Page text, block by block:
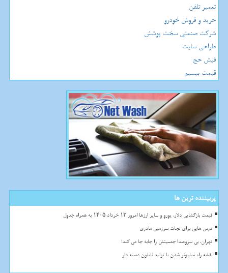
تعمیر تلفن
خرید و فروش خودرو
شرکت صنعتی سخت پوشش
طراحی سایت
فیش حج
قیمت بیسیم
پربیننده ترین ها
قیمت بازگشایی دلار، یورو و سایر ارزها امروز ۱۳ خرداد ۱۴۰۵ به همراه جدول
درس هایی برای نجات سرزمین مادری
تهران، بی سروصدا جمعیتش را جابه جا می کند!
نقشه راه میلیونر شدن با تولید نایلون دسته دار